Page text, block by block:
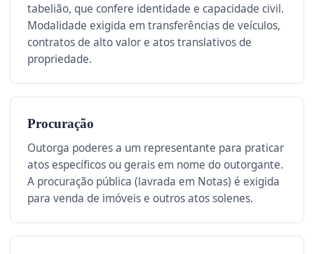
tabelião, que confere identidade e capacidade civil.
Modalidade exigida em transferências de veículos,
contratos de alto valor e atos translativos de
propriedade.
Procuração
Outorga poderes a um representante para praticar
atos específicos ou gerais em nome do outorgante.
A procuração pública (lavrada em Notas) é exigida
para venda de imóveis e outros atos solenes.